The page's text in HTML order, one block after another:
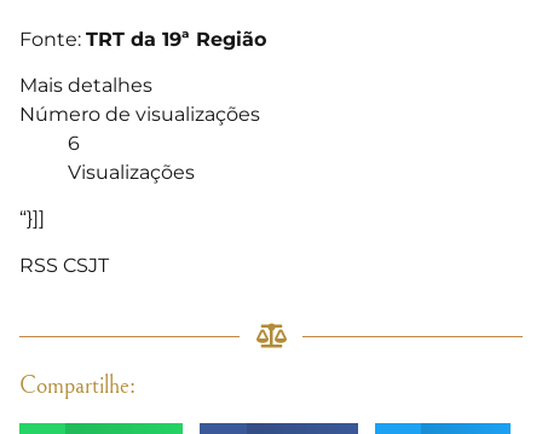
Fonte: TRT da 19ª Região
Mais detalhes
Número de visualizações
6
Visualizações
“}]]
RSS CSJT
Compartilhe: